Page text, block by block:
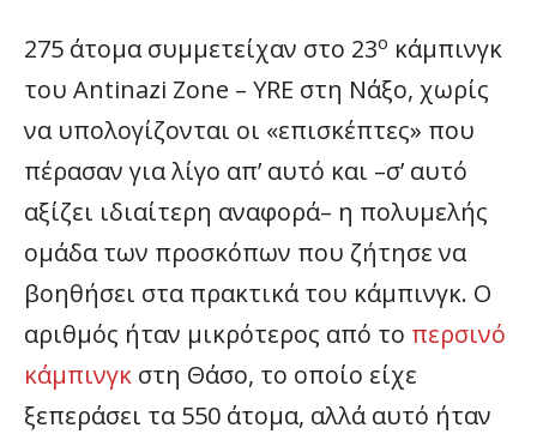
275 άτομα συμμετείχαν στο 23ο κάμπινγκ
του Antinazi Zone – YRE στη Νάξο, χωρίς
να υπολογίζονται οι «επισκέπτες» που
πέρασαν για λίγο απ’ αυτό και –σ’ αυτό
αξίζει ιδιαίτερη αναφορά­– η πολυμελής
ομάδα των προσκόπων που ζήτησε να
βοηθήσει στα πρακτικά του κάμπινγκ. Ο
αριθμός ήταν μικρότερος από το περσινό
κάμπινγκ στη Θάσο, το οποίο είχε
ξεπεράσει τα 550 άτομα, αλλά αυτό ήταν